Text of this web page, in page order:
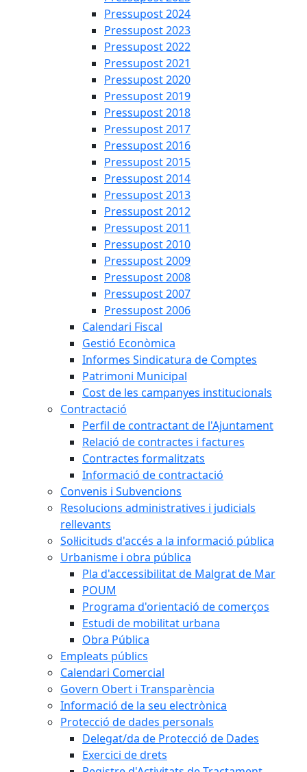
Pressupost 2024
Pressupost 2023
Pressupost 2022
Pressupost 2021
Pressupost 2020
Pressupost 2019
Pressupost 2018
Pressupost 2017
Pressupost 2016
Pressupost 2015
Pressupost 2014
Pressupost 2013
Pressupost 2012
Pressupost 2011
Pressupost 2010
Pressupost 2009
Pressupost 2008
Pressupost 2007
Pressupost 2006
Calendari Fiscal
Gestió Econòmica
Informes Sindicatura de Comptes
Patrimoni Municipal
Cost de les campanyes institucionals
Contractació
Perfil de contractant de l'Ajuntament
Relació de contractes i factures
Contractes formalitzats
Informació de contractació
Convenis i Subvencions
Resolucions administratives i judicials
rellevants
Sol·licituds d'accés a la informació pública
Urbanisme i obra pública
Pla d'accessibilitat de Malgrat de Mar
POUM
Programa d'orientació de comerços
Estudi de mobilitat urbana
Obra Pública
Empleats públics
Calendari Comercial
Govern Obert i Transparència
Informació de la seu electrònica
Protecció de dades personals
Delegat/da de Protecció de Dades
Exercici de drets